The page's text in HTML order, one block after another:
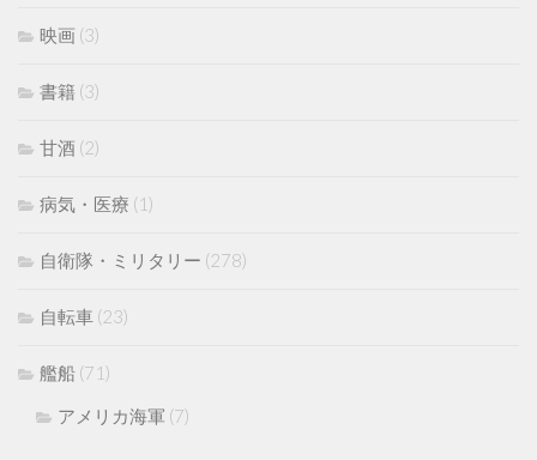
映画 (3)
書籍 (3)
甘酒 (2)
病気・医療 (1)
自衛隊・ミリタリー (278)
自転車 (23)
艦船 (71)
アメリカ海軍 (7)